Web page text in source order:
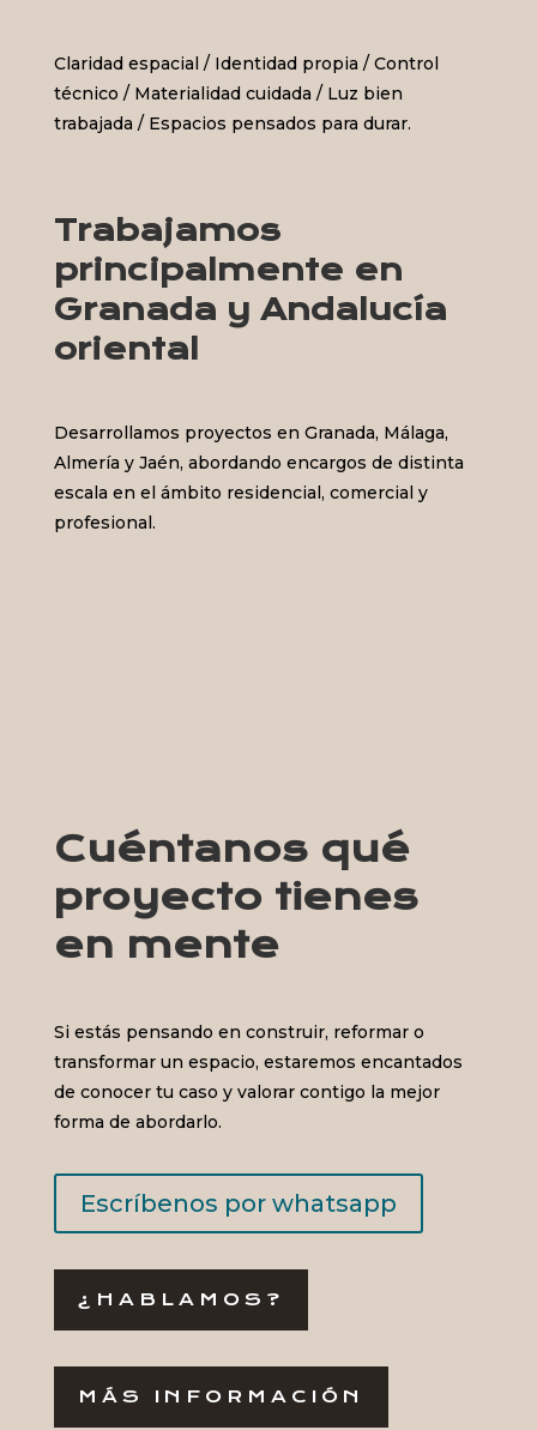
Claridad espacial / Identidad propia / Control
técnico / Materialidad cuidada / Luz bien
trabajada / Espacios pensados para durar.
Trabajamos
principalmente en
Granada y Andalucía
oriental
Desarrollamos proyectos en Granada, Málaga,
Almería y Jaén, abordando encargos de distinta
escala en el ámbito residencial, comercial y
profesional.
Cuéntanos qué
proyecto tienes
en mente
Si estás pensando en construir, reformar o
transformar un espacio, estaremos encantados
de conocer tu caso y valorar contigo la mejor
forma de abordarlo.
Escríbenos por whatsapp
¿HABLAMOS?
MÁS INFORMACIÓN